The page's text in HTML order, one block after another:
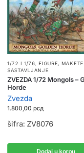
1/72 I 1/76,FIGURE,
SASTAVLJANJE
ZVEZDA 1/72 Mongols –
Horde
Zvezda
1.800,00 рсд
šifra: ZV8076
Dodaj u korpu